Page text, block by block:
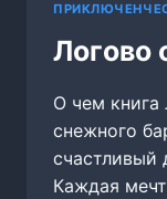
Логово
О чем
снежного
счастливый
Каждая